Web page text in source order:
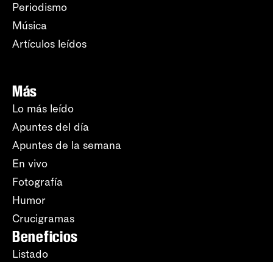
Periodismo
Música
Artículos leídos
Más
Lo más leído
Apuntes del día
Apuntes de la semana
En vivo
Fotografía
Humor
Crucigramas
Beneficios
Listado